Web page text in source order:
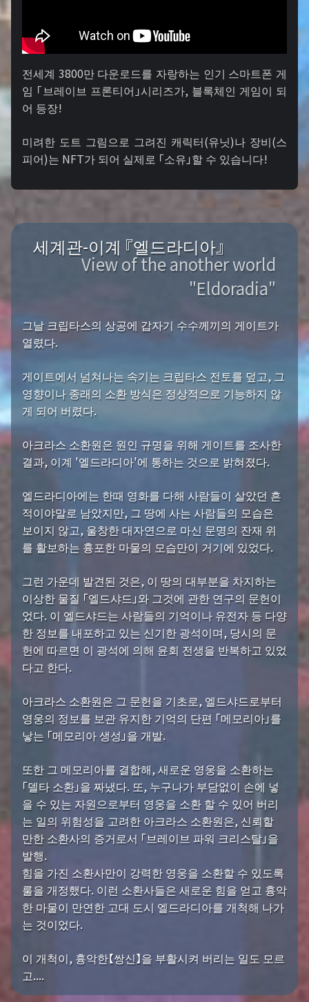
전세계 3800만 다운로드를 자랑하는 인기 스마트폰 게
임 「브레이브 프론티어」시리즈가, 블록체인 게임이 되
어 등장!
미려한 도트 그림으로 그려진 캐릭터(유닛)나 장비(스
피어)는 NFT가 되어 실제로 「소유」할 수 있습니다!
세계관-이계 『엘드라디아』
View of the another world
"Eldoradia"
그날 크립타스의 상공에 갑자기 수수께끼의 게이트가
열렸다.
게이트에서 넘쳐나는 속기는 크립타스 전토를 덮고, 그
영향이나 종래의 소환 방식은 정상적으로 기능하지 않
게 되어 버렸다.
아크라스 소환원은 원인 규명을 위해 게이트를 조사한
결과, 이계 '엘드라디아'에 통하는 것으로 밝혀졌다.
엘드라디아에는 한때 영화를 다해 사람들이 살았던 흔
적이야말로 남았지만, 그 땅에 사는 사람들의 모습은
보이지 않고, 울창한 대자연으로 마신 문명의 잔재 위
를 활보하는 흉포한 마물의 모습만이 거기에 있었다.
그런 가운데 발견된 것은, 이 땅의 대부분을 차지하는
이상한 물질 「엘드샤드」와 그것에 관한 연구의 문헌이
었다. 이 엘드샤드는 사람들의 기억이나 유전자 등 다양
한 정보를 내포하고 있는 신기한 광석이며, 당시의 문
헌에 따르면 이 광석에 의해 윤회 전생을 반복하고 있었
다고 한다.
아크라스 소환원은 그 문헌을 기초로, 엘드샤드로부터
영웅의 정보를 보관 유지한 기억의 단편 「메모리아」를
낳는 「메모리아 생성」을 개발.
또한 그 메모리아를 결합해, 새로운 영웅을 소환하는
「델타 소환」을 짜냈다. 또, 누구나가 부담없이 손에 넣
을 수 있는 자원으로부터 영웅을 소환 할 수 있어 버리
는 일의 위험성을 고려한 아크라스 소환원은, 신뢰할
만한 소환사의 증거로서 「브레이브 파워 크리스탈」을
발행.
힘을 가진 소환사만이 강력한 영웅을 소환할 수 있도록
룰을 개정했다. 이런 소환사들은 새로운 힘을 얻고 흉악
한 마물이 만연한 고대 도시 엘드라디아를 개척해 나가
는 것이었다.
이 개척이, 흉악한【쌍신】을 부활시켜 버리는 일도 모르
고....